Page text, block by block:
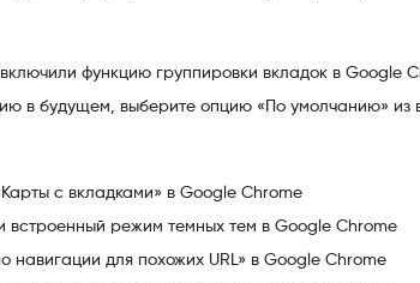
функцию группировки вкладок в Google
в будущем, выберите опцию «По умолчанию»
с вкладками» в Google Chrome
встроенный режим темных тем в Google Chrome
навигации для похожих URL» в Google Chrome